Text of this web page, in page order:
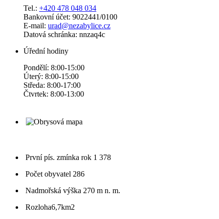
Tel.: +420 478 048 034
Bankovní účet: 9022441/0100
E-mail: urad@nezabylice.cz
Datová schránka: nnzaq4c
Úřední hodiny
Pondělí: 8:00-15:00
Úterý: 8:00-15:00
Středa: 8:00-17:00
Čtvrtek: 8:00-13:00
První pís. zmínka rok 1 378
Počet obyvatel 286
Nadmořská výška 270 m n. m.
Rozloha6,7km2